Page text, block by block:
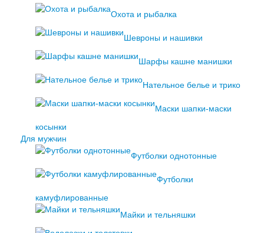
Охота и рыбалка
Шевроны и нашивки
Шарфы кашне манишки
Нательное белье и трико
Маски шапки-маски
косынки
Для мужчин
Футболки однотонные
Футболки
камуфлированные
Майки и тельняшки